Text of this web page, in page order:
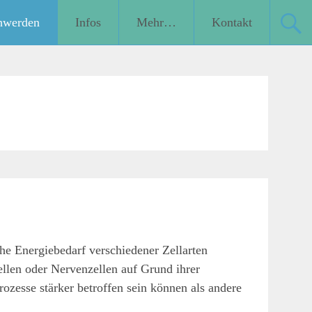
Infos Mehr… Kontakt
Energiebedarf verschiedener Zellarten
oder Nervenzellen auf Grund ihrer
stärker betroffen sein können als andere